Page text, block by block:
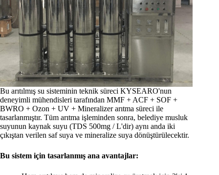
Bu arıtılmış su sisteminin teknik süreci KYSEARO'nun
deneyimli mühendisleri tarafından MMF + ACF + SOF +
BWRO + Ozon + UV + Mineralizer arıtma süreci ile
tasarlanmıştır. Tüm arıtma işleminden sonra, belediye musluk
suyunun kaynak suyu (TDS 500mg / L'dir) aynı anda iki
çıkıştan verilen saf suya ve mineralize suya dönüştürülecektir.
Bu sistem için tasarlanmış ana avantajlar: